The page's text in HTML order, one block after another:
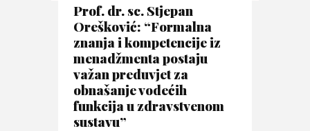
Prof. dr. sc. Stjepan
Orešković: “Formalna
znanja i kompetencije iz
menadžmenta postaju
važan preduvjet za
obnašanje vodećih
funkcija u zdravstvenom
sustavu”